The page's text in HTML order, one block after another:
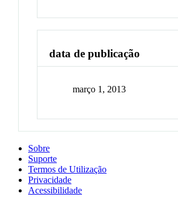
data de publicação
março 1, 2013
Sobre
Suporte
Termos de Utilização
Privacidade
Acessibilidade